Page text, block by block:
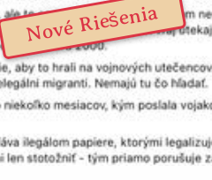
Nové Riešenia